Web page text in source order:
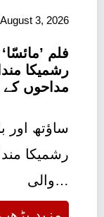
August 3, 2026
فلم
رشمیکا
مداحوں کے
ساؤتھ اور
رشمیکا
والی…